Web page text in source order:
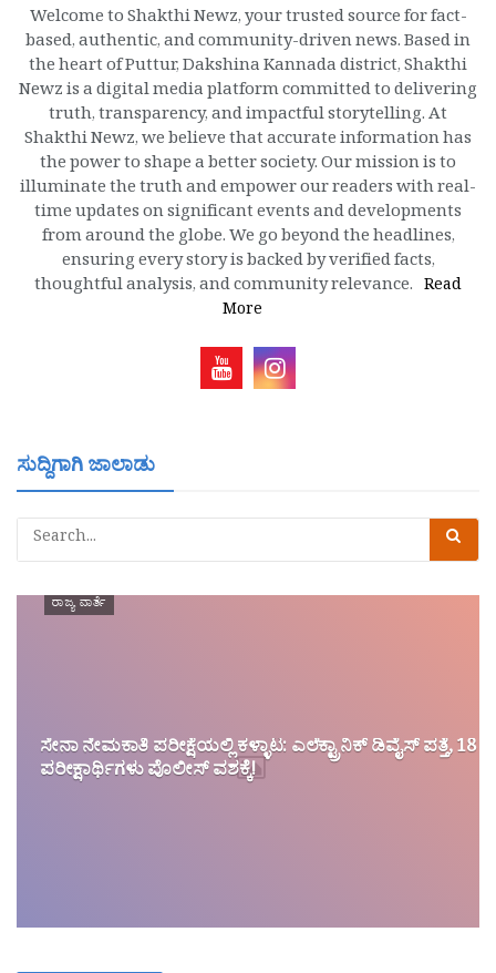
Welcome to Shakthi Newz, your trusted source for fact-
based, authentic, and community-driven news. Based in
the heart of Puttur, Dakshina Kannada district, Shakthi
Newz is a digital media platform committed to delivering
truth, transparency, and impactful storytelling. At
Shakthi Newz, we believe that accurate information has
the power to shape a better society. Our mission is to
illuminate the truth and empower our readers with real-
time updates on significant events and developments
from around the globe. We go beyond the headlines,
ensuring every story is backed by verified facts,
thoughtful analysis, and community relevance. Read
More
ಸುದ್ದಿಗಾಗಿ ಜಾಲಾಡು
ರಾಜ್ಯ ವಾರ್ತೆ
ಸೇನಾ ನೇಮಕಾತಿ ಪರೀಕ್ಷೆಯಲ್ಲಿ ಕಳ್ಳಾಟ: ಎಲೆಕ್ಟ್ರಾನಿಕ್ ಡಿವೈಸ್ ಪತ್ತೆ, 18
ಪರೀಕ್ಷಾರ್ಥಿಗಳು ಪೊಲೀಸ್ ವಶಕ್ಕೆ!